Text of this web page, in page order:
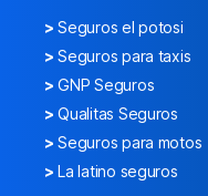
> Seguros el potosi
> Seguros para taxis
> GNP Seguros
> Qualitas Seguros
> Seguros para motos
> La latino seguros